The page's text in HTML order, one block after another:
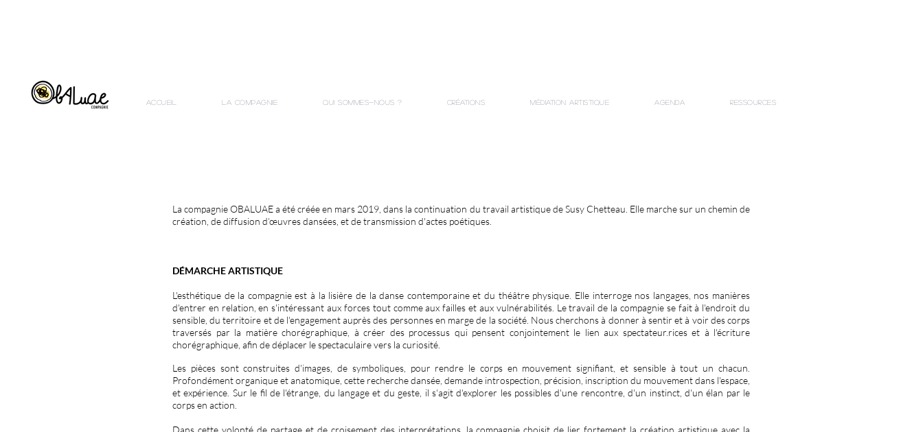
Accueil La compagnie Qui sommes-nous ? Créations Médiation Artistique Agenda Ressources
La compagnie OBALUAE a été créée en mars 2019, dans la continuation du travail artistique de Susy Chetteau. Elle marche sur un chemin de
création, de diffusion d’œuvres dansées, et de transmission d'actes poétiques.
DÉMARCHE ARTISTIQUE
L'esthétique de la compagnie est à la lisière de la danse contemporaine et du théâtre physique. Elle interroge nos langages, nos manières
d'entrer en relation, en s'intéressant aux forces tout comme aux failles et aux vulnérabilités. Le travail de la compagnie se fait à l'endroit du
sensible, du territoire et de l'engagement auprès des personnes en marge de la société. Nous cherchons à donner à sentir et à voir des corps
traversés par la matière chorégraphique, à créer des processus qui pensent conjointement le lien aux spectateur.rices et à l'écriture
chorégraphique, afin de déplacer le spectaculaire vers la curiosité.
Les pièces sont construites d'images, de symboliques, pour rendre le corps en mouvement signifiant, et sensible à tout un chacun.
Profondément organique et anatomique, cette recherche dansée, demande introspection, précision, inscription du mouvement dans l'espace,
et expérience. Sur le fil de l'étrange, du langage et du geste, il s'agit d'explorer les possibles d'une rencontre, d'un instinct, d'un élan par le
corps en action.
Dans cette volonté de partage et de croisement des interprétations, la compagnie choisit de lier fortement la création artistique avec la